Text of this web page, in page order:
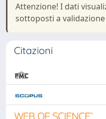
Attenzione! I dati
sottoposti a
Citazioni